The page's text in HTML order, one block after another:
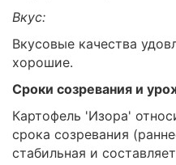
Вкус:
Вкусовые качества
хорошие.
Сроки созревания и
Картофель 'Изора'
срока созревания
стабильная и